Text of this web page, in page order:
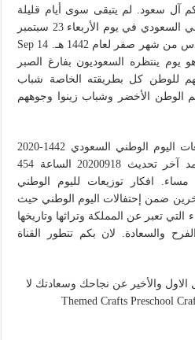
سعود. لم يتبقى سوى أيام قليلة
على تاريخ الاحتفال باليوم الوطني السعودي في يوم الأربعاء 23 سبتمبر
2020م وهو اليوم الموافق السادس من شهر صفر لعام 1442 هـ. Sep 14
هو يوم ينتظره السعوديون بفارغ الصبر
للوطن كل بطريقته الخاصة شباب
الوطن الأخضر وشباب زينوا وجوههم
Sep 18 2020 صور أفكار توزيعات اليوم الوطني السعودي 1442-2020
تصاميم جديدة كتب حنين محمد آخر تحديث 20200918 الساعة 454
صباحا 20200918 الساعة 944 مساء. افكار توزيعات لليوم الوطني
للآخرين ضمن إحتفالات اليوم الوطني حيث
التي تعبر عن المملكة وتراثها وتاريخها
والسعادة. لان بكم تتطور القناة